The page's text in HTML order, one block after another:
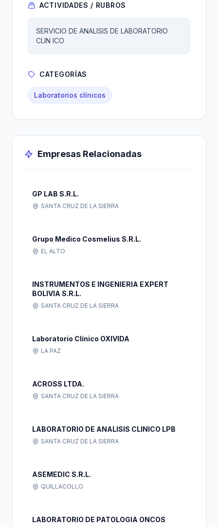
ACTIVIDADES / RUBROS
SERVICIO DE ANALISIS DE LABORATORIO
CLIN ICO
CATEGORÍAS
Laboratorios clínicos
Empresas Relacionadas
GP LAB S.R.L.
SANTA CRUZ DE LA SIERRA
Grupo Medico Cosmelius S.R.L.
EL ALTO
INSTRUMENTOS E INGENIERIA EXPERT
BOLIVIA S.R.L.
SANTA CRUZ DE LA SIERRA
Laboratorio Clínico OXIVIDA
LA PAZ
ACROSS LTDA.
SANTA CRUZ DE LA SIERRA
LABORATORIO DE ANALISIS CLINICO LPB
SANTA CRUZ DE LA SIERRA
ASEMEDIC S.R.L.
QUILLACOLLO
LABORATORIO DE PATOLOGIA ONCOS